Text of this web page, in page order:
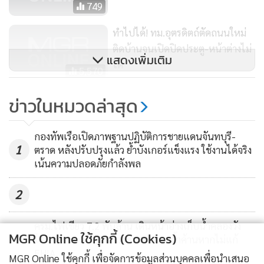
749
5,570
ทำไปได้! ทม.อุตรดิตถ์ตัดถนนใหม่
ติดบ้านจนเปิดปิดประตู-หน้าต่างไม่
ได้
1,351
ขโมยพระเครื่องมูลค่า 80 ล้านบาท
แสดงเพิ่มเติม
ข่าวในหมวดล่าสุด
1
กองทัพเรือเปิดภาพฐานปฏิบัติการชายแดนจันทบุรี-
ตราด หลังปรับปรุงแล้ว ย้ำบังเกอร์แข็งแรง ใช้งานได้จริง
เน้นความปลอดภัยกำลังพล
2
3
ครม.ไฟเขียว 7.2 พันล้าน เดินหน้าอ่างเก็บน้ำคลองวัง
โตนด ขณะเครือข่ายภาคประชาชนย้ำค้านหากไม่แก้
EHIA
MGR Online ใช้คุกกี้ (Cookies)
MGR Online ใช้คุกกี้ เพื่อจัดการข้อมูลส่วนบุคคลเพื่อนำเสนอ